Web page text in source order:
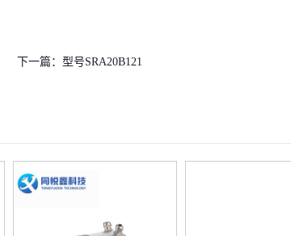
下一篇： 型号SRA20B121